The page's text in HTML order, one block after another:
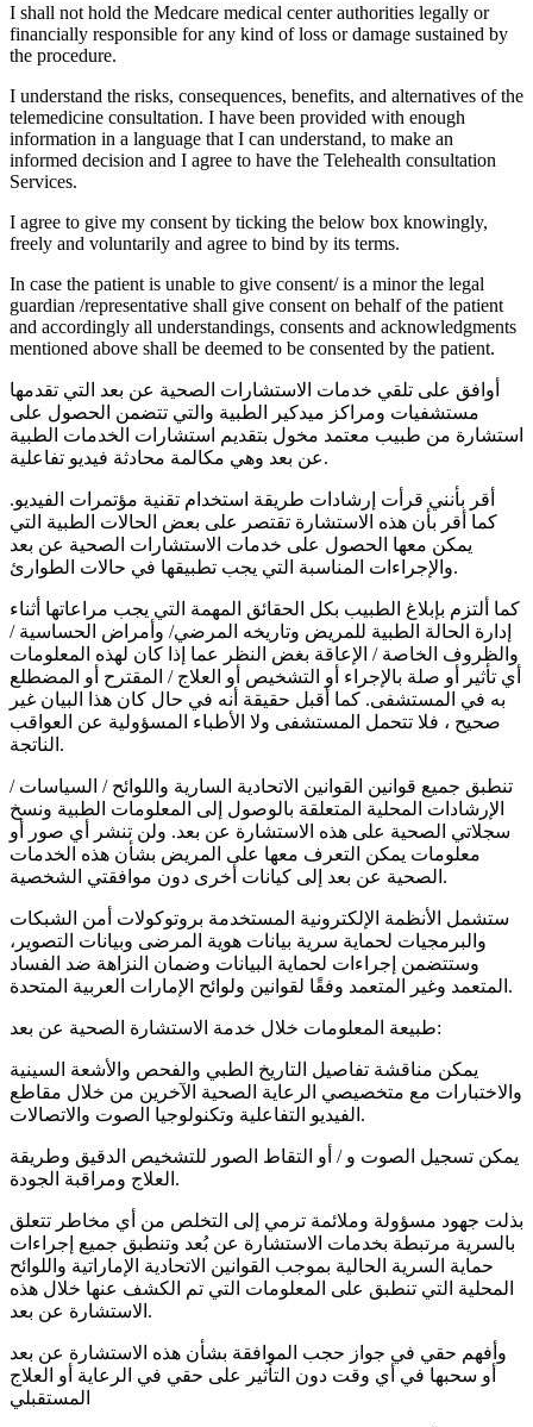
I shall not hold the Medcare medical center authorities legally or
financially responsible for any kind of loss or damage sustained by
the procedure.
I understand the risks, consequences, benefits, and alternatives of the
telemedicine consultation. I have been provided with enough
information in a language that I can understand, to make an
informed decision and I agree to have the Telehealth consultation
Services.
I agree to give my consent by ticking the below box knowingly,
freely and voluntarily and agree to bind by its terms.
In case the patient is unable to give consent/ is a minor the legal
guardian /representative shall give consent on behalf of the patient
and accordingly all understandings, consents and acknowledgments
mentioned above shall be deemed to be consented by the patient.
أوافق على تلقي خدمات الاستشارات الصحية عن بعد التي تقدمها
مستشفيات ومراكز ميدكير الطبية والتي تتضمن الحصول على
استشارة من طبيب معتمد مخول بتقديم استشارات الخدمات الطبية
عن بعد وهي مكالمة محادثة فيديو تفاعلية.
أقر بأنني قرأت إرشادات طريقة استخدام تقنية مؤتمرات الفيديو.
كما أقر بأن هذه الاستشارة تقتصر على بعض الحالات الطبية التي
يمكن معها الحصول على خدمات الاستشارات الصحية عن بعد
والإجراءات المناسبة التي يجب تطبيقها في حالات الطوارئ.
كما ألتزم بإبلاغ الطبيب بكل الحقائق المهمة التي يجب مراعاتها أثناء
إدارة الحالة الطبية للمريض وتاريخه المرضي/ وأمراض الحساسية /
والظروف الخاصة / الإعاقة بغض النظر عما إذا كان لهذه المعلومات
أي تأثير أو صلة بالإجراء أو التشخيص أو العلاج / المقترح أو المضطلع
به في المستشفى. كما أقبل حقيقة أنه في حال كان هذا البيان غير
صحيح ، فلا تتحمل المستشفى ولا الأطباء المسؤولية عن العواقب
الناتجة.
تنطبق جميع قوانين القوانين الاتحادية السارية واللوائح / السياسات /
الإرشادات المحلية المتعلقة بالوصول إلى المعلومات الطبية ونسخ
سجلاتي الصحية على هذه الاستشارة عن بعد. ولن تنشر أي صور أو
معلومات يمكن التعرف معها على المريض بشأن هذه الخدمات
الصحية عن بعد إلى كيانات أخرى دون موافقتي الشخصية.
ستشمل الأنظمة الإلكترونية المستخدمة بروتوكولات أمن الشبكات
والبرمجيات لحماية سرية بيانات هوية المرضى وبيانات التصوير،
وستتضمن إجراءات لحماية البيانات وضمان النزاهة ضد الفساد
المتعمد وغير المتعمد وفقًا لقوانين ولوائح الإمارات العربية المتحدة.
طبيعة المعلومات خلال خدمة الاستشارة الصحية عن بعد:
يمكن مناقشة تفاصيل التاريخ الطبي والفحص والأشعة السينية
والاختبارات مع متخصيصي الرعاية الصحية الآخرين من خلال مقاطع
الفيديو التفاعلية وتكنولوجيا الصوت والاتصالات.
يمكن تسجيل الصوت و / أو التقاط الصور للتشخيص الدقيق وطريقة
العلاج ومراقبة الجودة.
بذلت جهود مسؤولة وملائمة ترمي إلى التخلص من أي مخاطر تتعلق
بالسرية مرتبطة بخدمات الاستشارة عن بُعد وتنطبق جميع إجراءات
حماية السرية الحالية بموجب القوانين الاتحادية الإماراتية واللوائح
المحلية التي تنطبق على المعلومات التي تم الكشف عنها خلال هذه
الاستشارة عن بعد.
وأفهم حقي في جواز حجب الموافقة بشأن هذه الاستشارة عن بعد
أو سحبها في أي وقت دون التأثير على حقي في الرعاية أو العلاج
المستقبلي